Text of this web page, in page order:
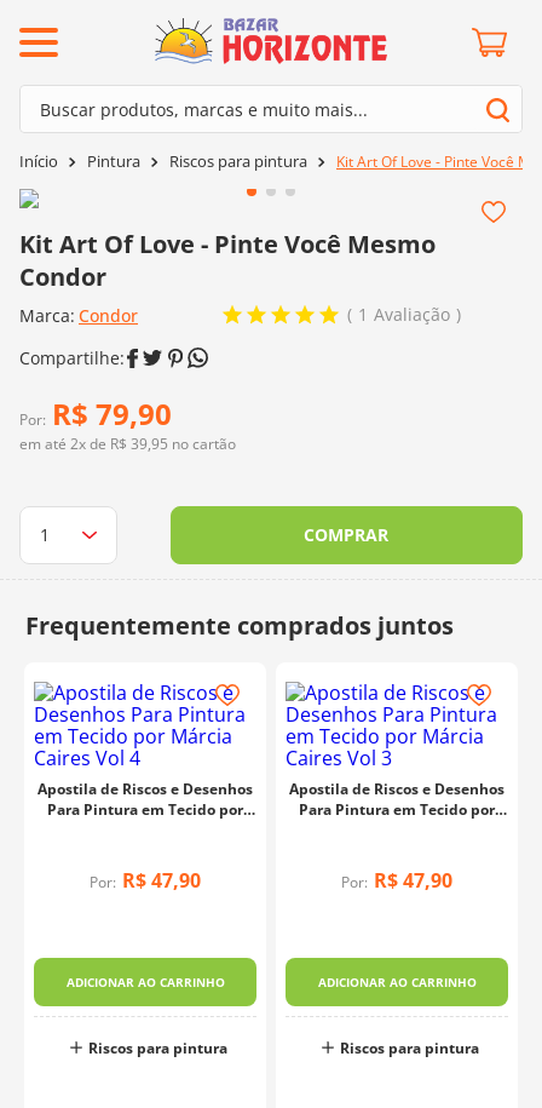
Buscar produtos, marcas e muito mais...
Pintura Riscos para pintura Kit Art Of Love - Pinte Você
Kit Art Of Love - Pinte Você Mesmo
Condor
Marca: Condor 1 Avaliação
Por: R$ 79,90
em até 2x de R$ 39,95 no cartão
COMPRAR
Apostila de Riscos e Desenhos
Para Pintura em Tecido por
Por: R$47,90
ADICIONAR AO CARRINHO
Riscos para pintura
Apostila de Riscos e Desenhos
Para Pintura em Tecido por
Por: R$47,90
ADICIONAR AO CARRINHO
Riscos para pintura
Termos mais buscados
3º kit amigurumi
4º agulha crochê
5º batik
7º euroroma
9
10º dmc
mais buscados
barroco
mollet
kit amigurumi
agulha crochê
batik
lã cisne
dmc